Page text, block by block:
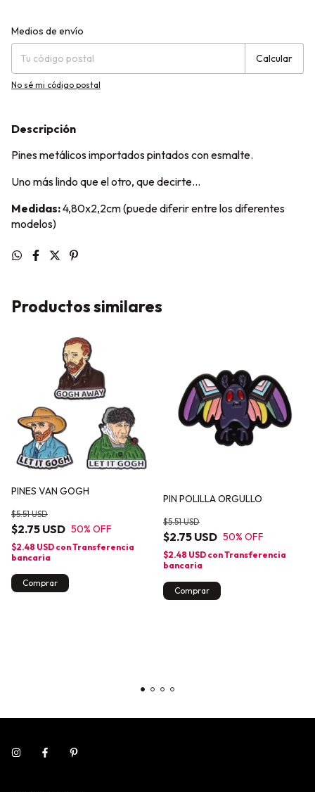
Entregas para el CP:
Medios de envío
Calcular
No sé mi código postal
Descripción
Pines metálicos importados pintados con esmalte.
Uno más lindo que el otro, que decirte...
Medidas:4,80x2,2cm (puede diferir entre los diferentes
modelos)
Productos similares
PINES VAN GOGH
$2.75 USD
$5.51 USD
50% OFF
$2.48 USD conTransferencia
bancaria
Comprar
PIN POLILLA ORGULLO
$2.75 USD
$5.51 USD
50% OFF
$2.48 USD conTransferencia
bancaria